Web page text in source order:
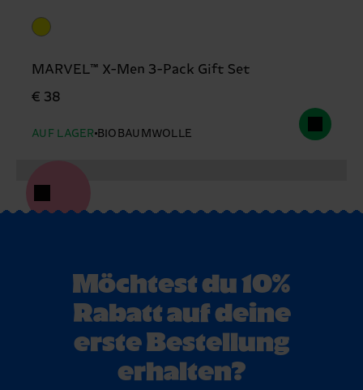
MARVEL™ X-Men 3-Pack Gift Set
€ 38
AUF LAGER BIOBAUMWOLLE
Möchtest du 10%
Rabatt auf deine
erste Bestellung
erhalten?